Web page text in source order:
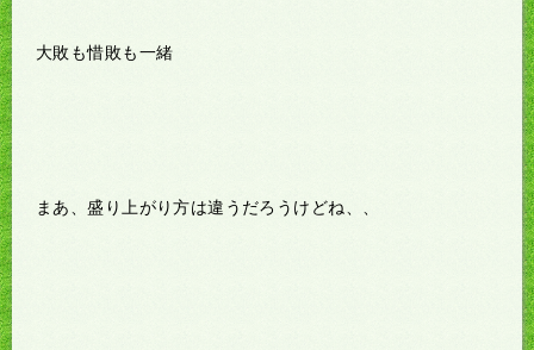
大敗も惜敗も一緒
まあ、盛り上がり方は違うだろうけどね、、